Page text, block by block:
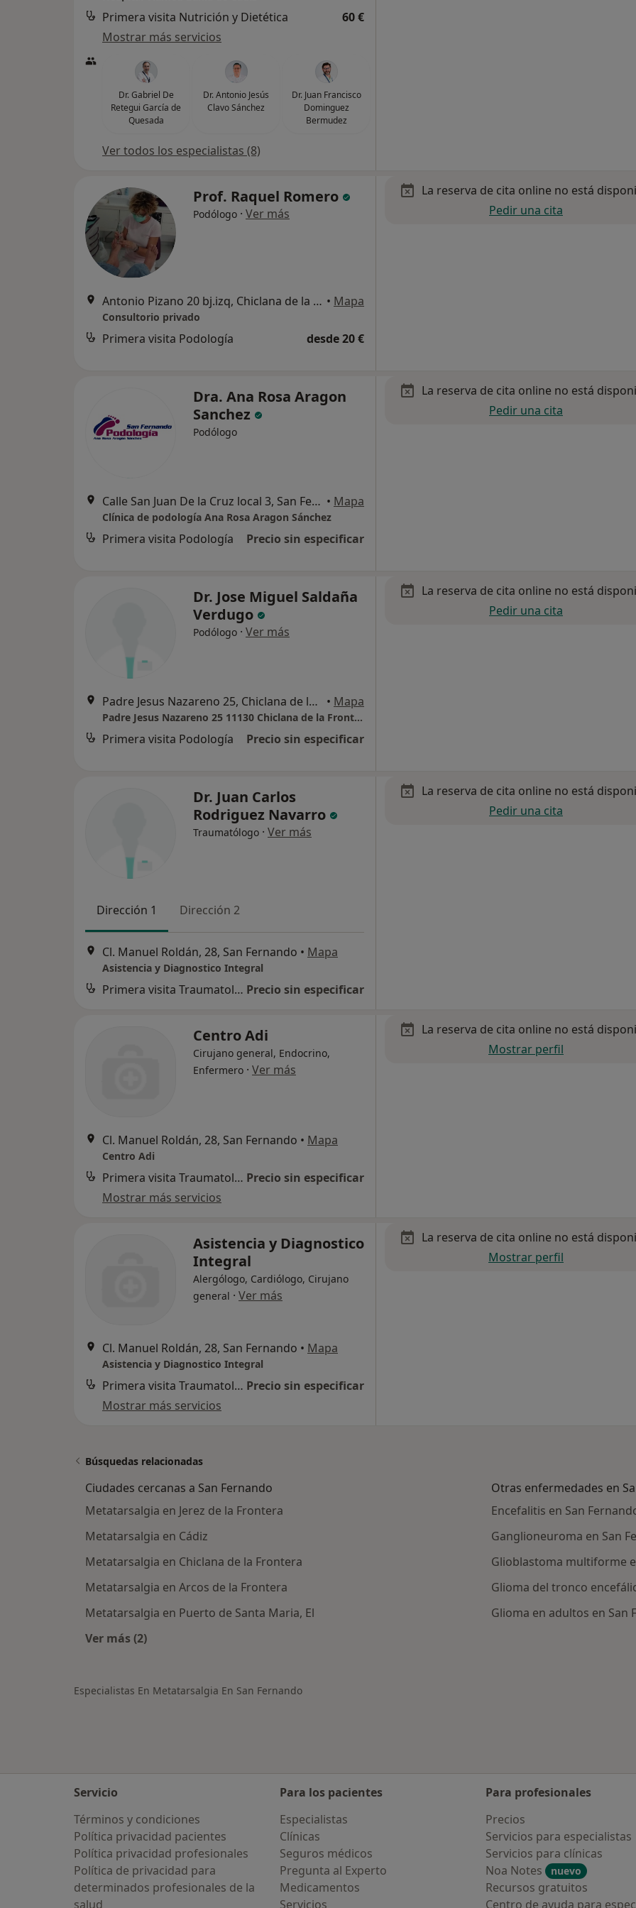
Primera visita Nutrición y Dietética
60 €
Mostrar más servicios
Dr. Gabriel De
Retegui García de
Quesada
Dr. Antonio Jesús
Clavo Sánchez
Dr. Juan Francisco
Dominguez
Bermudez
Ver todos los especialistas (8)
Prof. Raquel Romero
Podólogo · Ver más
Antonio Pizano 20 bj.izq, Chiclana de la Frontera • Mapa
Consultorio privado
Primera visita Podología desde 20 €
La reserva de cita online no está
Pedir una cita
Dra. Ana Rosa Aragon
Sanchez
Podólogo
Calle San Juan De la Cruz local 3, San Fernando • Mapa
Clínica de podología Ana Rosa Aragon Sánchez
Primera visita Podología Precio sin especificar
La reserva de cita online no está
Pedir una cita
Dr. Jose Miguel Saldaña
Verdugo
Podólogo · Ver más
Padre Jesus Nazareno 25, Chiclana de la Frontera • Mapa
Padre Jesus Nazareno 25 11130 Chiclana de la Frontera
Primera visita Podología Precio sin especificar
La reserva de cita online no está
Pedir una cita
Dr. Juan Carlos
Rodriguez Navarro
Traumatólogo · Ver más
Dirección 1 Dirección 2
Cl. Manuel Roldán, 28, San Fernando • Mapa
Asistencia y Diagnostico Integral
Primera visita Traumatología y Cirugía Ortopédica Precio sin especificar
La reserva de cita online no está
Pedir una cita
Centro Adi
Cirujano general, Endocrino,
Enfermero · Ver más
Cl. Manuel Roldán, 28, San Fernando • Mapa
Centro Adi
Primera visita Traumatología y Cirugía Ortopédica Precio sin especificar
Mostrar más servicios
La reserva de cita online no está
Mostrar perfil
Asistencia y Diagnostico
Integral
Alergólogo, Cardiólogo, Cirujano
general · Ver más
Cl. Manuel Roldán, 28, San Fernando • Mapa
Asistencia y Diagnostico Integral
Primera visita Traumatología y Cirugía Ortopédica Precio sin especificar
Mostrar más servicios
La reserva de cita online no está
Mostrar perfil
Búsquedas relacionadas
Ciudades cercanas a San Fernando
Metatarsalgia en Jerez de la Frontera
Metatarsalgia en Cádiz
Metatarsalgia en Chiclana de la Frontera
Metatarsalgia en Arcos de la Frontera
Metatarsalgia en Puerto de Santa Maria, El
Ver más (2)
Otras enfermedades en
Encefalitis en San
Ganglioneuroma en San
Glioblastoma multiforme
Glioma del tronco
Glioma en adultos en San
Especialistas En Metatarsalgia En San Fernando
Servicio
Términos y condiciones
Política privacidad pacientes
Política privacidad profesionales
Política de privacidad para
determinados profesionales de la
salud
Para los pacientes
Especialistas
Clínicas
Seguros médicos
Pregunta al Experto
Medicamentos
Servicios
Para profesionales
Precios
Servicios para especialistas
Servicios para clínicas
Noa Notes
nuevo
Recursos gratuitos
Centro de ayuda para